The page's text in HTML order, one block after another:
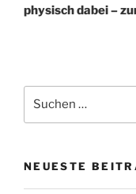
physisch dabei –
nach:
NEUESTE